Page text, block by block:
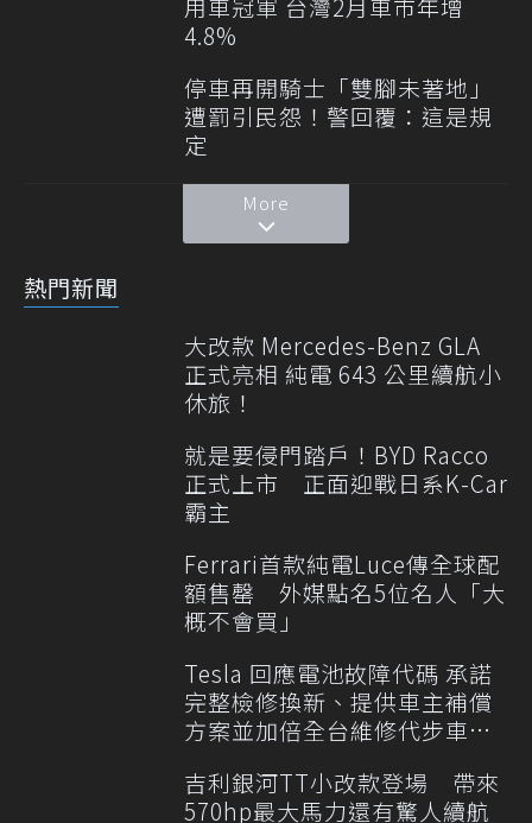
4.8%
停車再開騎士「雙腳未著地」
遭罰引民怨！警回覆：這是規
定
More
熱門新聞
大改款 Mercedes-Benz GLA
正式亮相 純電 643 公里續航小
休旅！
就是要侵門踏戶！BYD Racco
正式上市 正面迎戰日系K-Car
霸主
Ferrari首款純電Luce傳全球配
額售罄 外媒點名5位名人「大
概不會買」
Tesla 回應電池故障代碼 承諾
完整檢修換新、提供車主補償
方案並加倍全台維修代步車數
吉利銀河TT小改款登場 帶來
570hp最大馬力還有驚人續航